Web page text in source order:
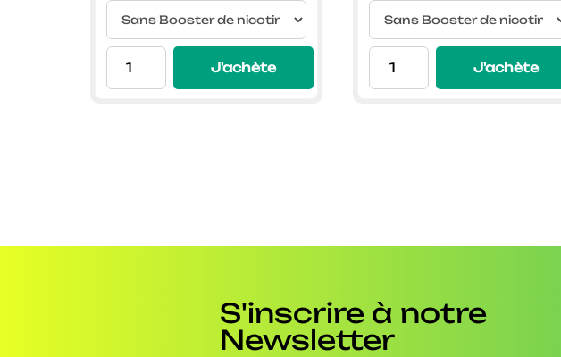
4,99€
à
9,99€
J'achète
4,99€
à
9,99€
J'achète
S'inscrire à notre
Newsletter